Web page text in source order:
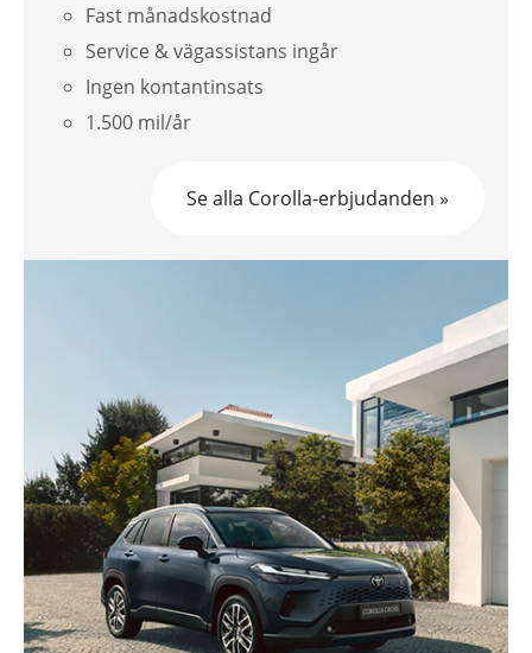
Fast månadskostnad
Service & vägassistans ingår
Ingen kontantinsats
1.500 mil/år
Se alla Corolla-erbjudanden »